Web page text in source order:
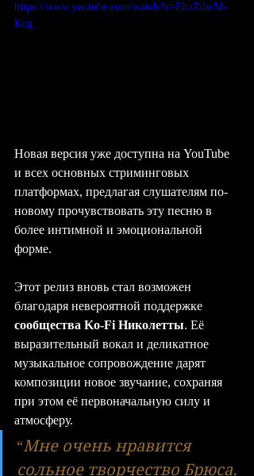
https://www.youtube.com/watch?v=EhzZdwM-
Kcg
Новая версия уже доступна на YouTube
и всех основных стриминговых
платформах, предлагая слушателям по-
новому прочувствовать эту песню в
более интимной и эмоциональной
форме.
Этот релиз вновь стал возможен
благодаря невероятной поддержке
сообщества Ko-Fi Николетты. Её
выразительный вокал и деликатное
музыкальное сопровождение дарят
композиции новое звучание, сохраняя
при этом её первоначальную силу и
атмосферу.
“Мне очень нравится
сольное творчество Брюса.